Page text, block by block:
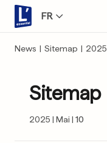
FR
News | Sitemap | 2025
Sitemap
2025 Mai 10